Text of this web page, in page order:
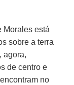
Morales está
sobre a terra
agora,
de centro e
no